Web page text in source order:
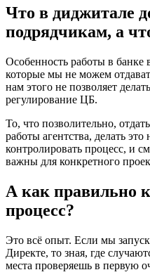
Что в диджитале
подрядчикам, а
Особенность работы в банке
которые мы не можем
нам этого не позволяет
регулирование ЦБ.
То, что позволительно,
работы агентства, делать
контролировать процесс, и
важны для конкретного
А как правильно
процесс?
Это всё опыт. Если мы
Директе, то зная, где
места проверяешь в первую